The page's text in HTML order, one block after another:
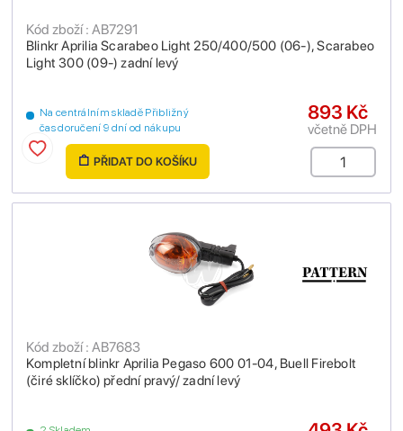
Blinkr Aprilia Scarabeo Light 250/400/500 (06-), Scarabeo
Light 300 (09-) zadní levý
Kód zboží : AB7291
Na centrálním skladě Přibližný
čas doručení 9 dní od nákupu
893 Kč
včetně DPH
PŘIDAT DO KOŠÍKU
Kompletní blinkr Aprilia Pegaso 600 01-04, Buell Firebolt
(čiré sklíčko) přední pravý/ zadní levý
Kód zboží : AB7683